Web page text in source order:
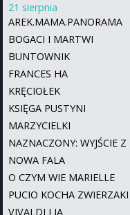
21 sierpnia
AREK.MAMA.PANORAMA
BOGACI I MARTWI
BUNTOWNIK
FRANCES HA
KRĘCIOŁEK
KSIĘGA PUSTYNI
MARZYCIELKI
NAZNACZONY: WYJŚCIE
NOWA FALA
O CZYM WIE MARIELLE
PUCIO KOCHA ZWIERZAKI
VIVALDI I JA